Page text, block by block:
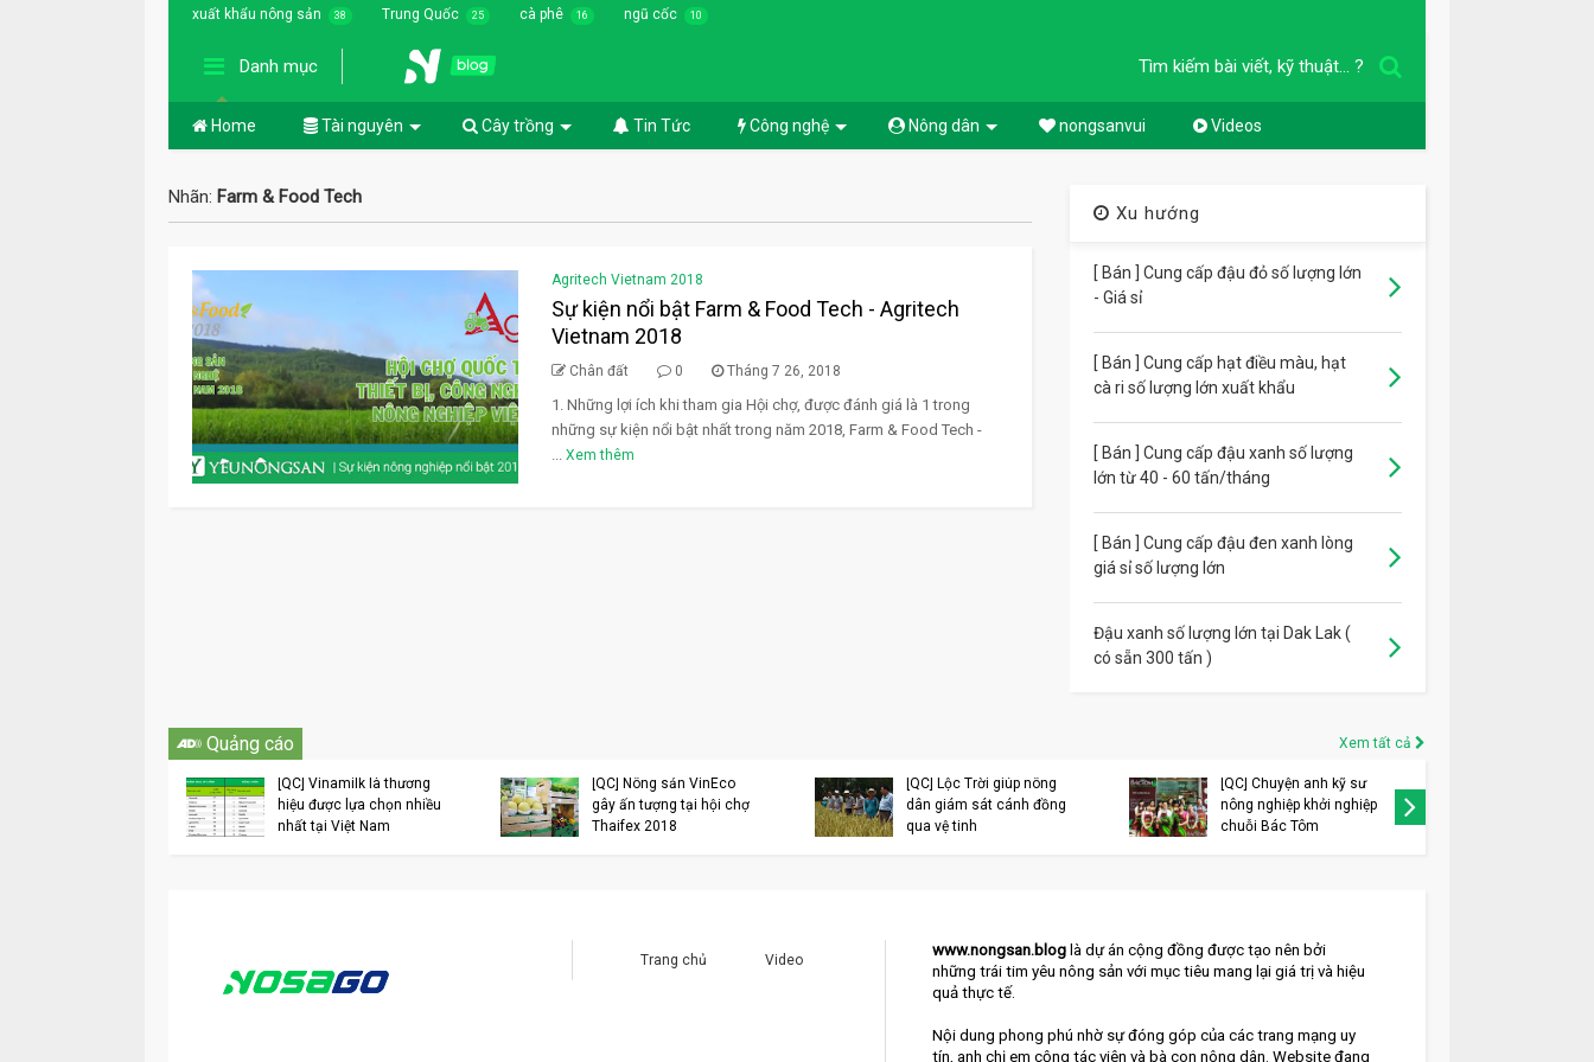
xuất khẩu nông sản 38 Trung Quốc 25 cà phê 16 ngũ cốc 10
Danh mục Tìm kiếm bài viết, kỹ thuật... ?
Home Tài nguyên Cây trồng Tin Tức Công nghệ Nông dân nongsanvui Videos
Nhãn: Farm & Food Tech
Agritech Vietnam 2018
Sự kiện nổi bật Farm & Food Tech - Agritech
Vietnam 2018
Chân đất 0 Tháng 7 26, 2018
1. Những lợi ích khi tham gia Hội chợ, được đánh giá là 1 trong
những sự kiện nổi bật nhất trong năm 2018, Farm & Food Tech -
... Xem thêm
Xu hướng
[ Bán ] Cung cấp đậu đỏ số lượng lớn
- Giá sỉ
[ Bán ] Cung cấp hạt điều màu, hạt
cà ri số lượng lớn xuất khẩu
[ Bán ] Cung cấp đậu xanh số lượng
lớn từ 40 - 60 tấn/tháng
[ Bán ] Cung cấp đậu đen xanh lòng
giá sỉ số lượng lớn
Đậu xanh số lượng lớn tại Dak Lak (
có sẵn 300 tấn )
Quảng cáo Xem tất cả
[QC] Vinamilk là thương
hiệu được lựa chọn nhiều
nhất tại Việt Nam
[QC] Nông sản VinEco
gây ấn tượng tại hội chợ
Thaifex 2018
[QC] Lộc Trời giúp nông
dân giám sát cánh đồng
qua vệ tinh
[QC] Chuyện anh kỹ sư
nông nghiệp khởi nghiệp
chuỗi Bác Tôm
Trang chủ Video
www.nongsan.blog là dự án cộng đồng được tạo nên bởi
những trái tim yêu nông sản với mục tiêu mang lại giá trị và hiệu
quả thực tế.
Nội dung phong phú nhờ sự đóng góp của các trang mạng uy
tín, anh chị em cộng tác viên và bà con nông dân. Website đang